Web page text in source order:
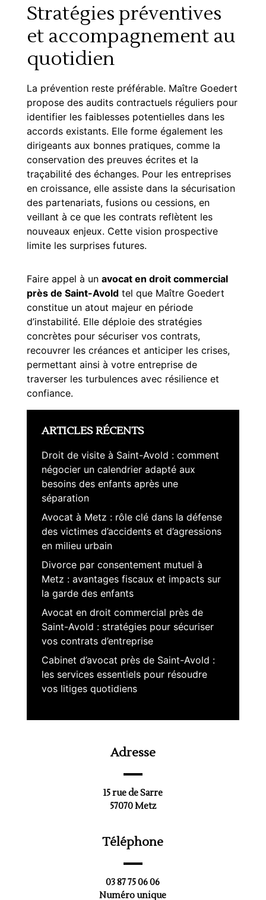
Stratégies préventives
et accompagnement au
quotidien
La prévention reste préférable. Maître Goedert
propose des audits contractuels réguliers pour
identifier les faiblesses potentielles dans les
accords existants. Elle forme également les
dirigeants aux bonnes pratiques, comme la
conservation des preuves écrites et la
traçabilité des échanges. Pour les entreprises
en croissance, elle assiste dans la sécurisation
des partenariats, fusions ou cessions, en
veillant à ce que les contrats reflètent les
nouveaux enjeux. Cette vision prospective
limite les surprises futures.
Faire appel à un avocat en droit commercial
près de Saint-Avoldtel que Maître Goedert
constitue un atout majeur en période
d’instabilité. Elle déploie des stratégies
concrètes pour sécuriser vos contrats,
recouvrer les créances et anticiper les crises,
permettant ainsi à votre entreprise de
traverser les turbulences avec résilience et
confiance.
ARTICLES RÉCENTS
Droit de visite à Saint-Avold : comment
négocier un calendrier adapté aux
besoins des enfants après une
séparation
Avocat à Metz : rôle clé dans la défense
des victimes d’accidents et d’agressions
en milieu urbain
Divorce par consentement mutuel à
Metz : avantages fiscaux et impacts sur
la garde des enfants
Avocat en droit commercial près de
Saint-Avold : stratégies pour sécuriser
vos contrats d’entreprise
Cabinet d’avocat près de Saint-Avold :
les services essentiels pour résoudre
vos litiges quotidiens
Adresse
15 rue de Sarre
57070 Metz
Téléphone
03 87 75 06 06
Numéro unique